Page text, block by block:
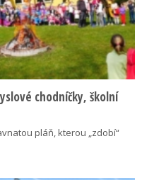
chodníčky, školní
pláň, kterou „zdobí“